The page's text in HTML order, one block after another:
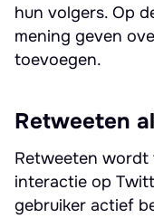
hun volgers. Op
mening geven
toevoegen.
Retweeten
Retweeten wordt
interactie op
gebruiker actief